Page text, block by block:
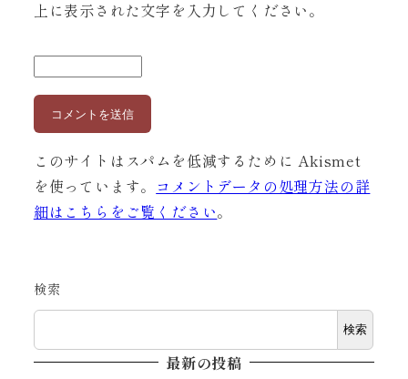
上に表示された文字を入力してください。
このサイトはスパムを低減するために Akismet
を使っています。 コメントデータの処理方法の詳
細はこちらをご覧ください。
検索
検索
最新の投稿